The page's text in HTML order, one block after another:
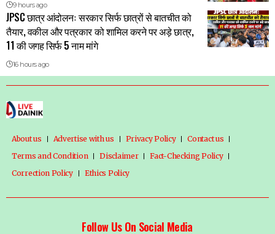
9 hours ago
JPSC छात्र आंदोलनः सरकार सिर्फ छात्रों से बातचीत को
तैयार, वकील और पत्रकार को शामिल करने पर अड़े छात्र,
11 की जगह सिर्फ 5 नाम मांगे
16 hours ago
About us Advertise with us Privacy Policy
Contact us
Terms and Condition
Disclaimer
Fact-Checking Policy
Correction Policy
Ethics Policy
Follow Us On Social Media